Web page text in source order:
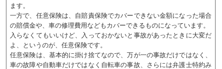
ます。
一方で、任意保険は、自賠責保険でカバーできない金額になった場合
の賠償金や、車の修理費用などもカバーできるものになっています。
入らなくてもいいけど、入っておかないと事故があったときに大変だ
よ、というのが、任意保険です。
任意保険は、基本的に掛け捨てなので、万が一の事故だけではなく、
車の故障や自動車だけではなく自転車の事故、さらには弁護士特約み